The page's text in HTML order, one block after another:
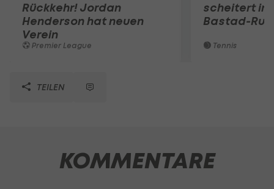
Rückkehr! Jordan
Henderson hat neuen
Verein
Premier League
scheitert in
Bastad-
Tennis
TEILEN
KOMMENTARE